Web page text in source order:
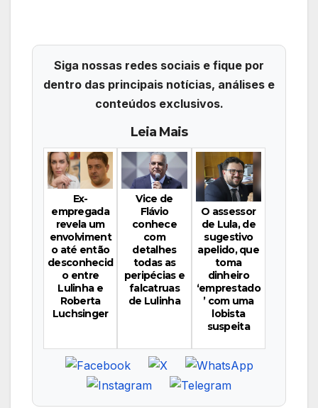
Siga nossas redes sociais e fique por
dentro das principais notícias, análises e
conteúdos exclusivos.
Leia Mais
Ex-
empregada
revela um
envolviment
o até então
desconhecid
o entre
Lulinha e
Roberta
Luchsinger
Vice de
Flávio
conhece
com
detalhes
todas as
peripécias e
falcatruas
de Lulinha
O assessor
de Lula, de
sugestivo
apelido, que
toma
dinheiro
‘emprestado
’ com uma
lobista
suspeita